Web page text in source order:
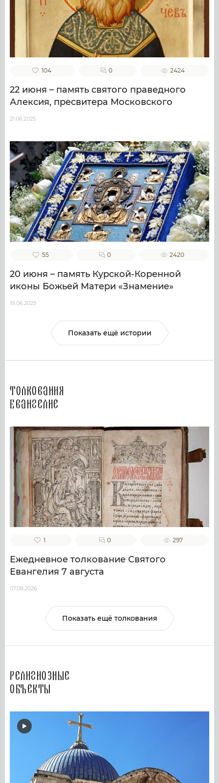
104 0 2424
22 июня – память святого праведного
Алексия, пресвитера Московского
21.06.2025
55 0 2420
20 июня – память Курской-Коренной
иконы Божьей Матери «Знамение»
19.06.2025
Показать ещё истории
Толкования
Евангелие
1 0 297
Ежедневное толкование Святого
Евангелия 7 августа
07.08.2026
Показать ещё толкования
Религиозные
объекты